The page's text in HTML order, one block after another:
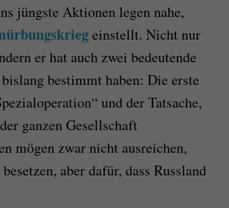
jüngste Aktionen legen nahe,
einstellt. Nicht nur
er hat auch zwei bedeutende
bestimmt haben: Die erste
und der Tatsache,
ganzen Gesellschaft
mögen zwar nicht ausreichen,
aber dafür, dass Russland